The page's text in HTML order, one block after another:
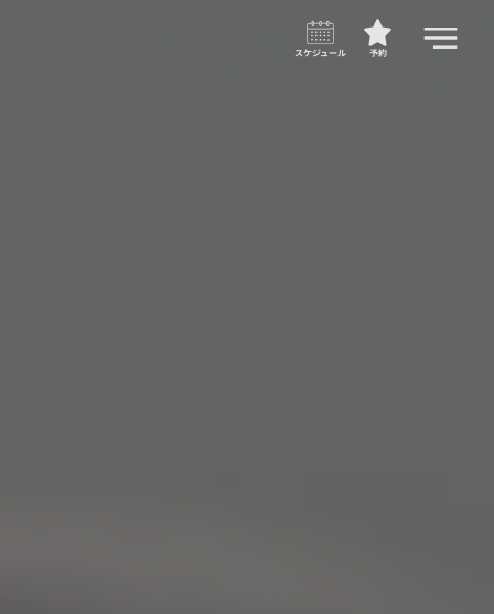
予約
スケジュール